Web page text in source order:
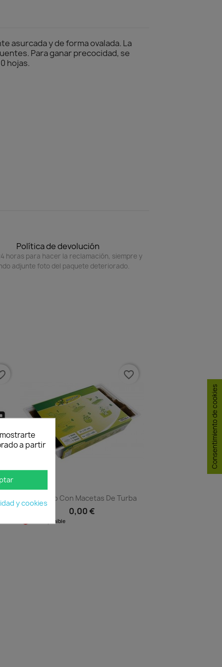
asurcada y de forma ovalada. La
Para ganar precocidad, se
hojas.
Política de devolución
horas para hacer la reclamación, siempre y
adjunte foto del paquete deteriorado.
Semillero Con Macetas De Turba
0,00 €
No disponible
favorite_border
a partir
y cookies
Consentimiento de cookies